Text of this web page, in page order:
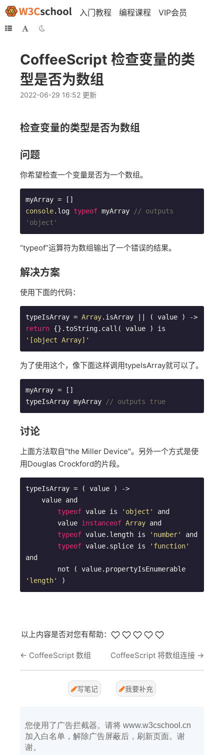
入门教程 编程课程 VIP会员
CoffeeScript 检查变量的类
型是否为数组
2022-06-29 16:52 更新
检查变量的类型是否为数组
问题
你希望检查一个变量是否为一个数组。
console.log typeof myArray
// outputs
'object'
“typeof”运算符为数组输出了一个错误的结果。
解决方案
使用下面的代码：
typeIsArray = Array
return
'[object Array]'
为了使用这个，像下面这样调用typeIsArray就可以了。
myArray = []
typeIsArray myArray
// outputs true
讨论
上面方法取自"the Miller Device"。另外一个方式是使
用Douglas Crockford的片段。
typeIsArray = ( value ) ->
typeof value is 'object'
and
        value
instanceof Array and
typeof value.length is 'number'
and
typeof value.splice is
'function'
and
'length'
)
以上内容是否对您有帮助：
← CoffeeScript 数组 CoffeeScript 将数组连接 →
写笔记 我要补充
您使用了广告拦截器。请将 www.w3cschool.cn
加入白名单，解除广告屏蔽后，刷新页面。谢
谢。